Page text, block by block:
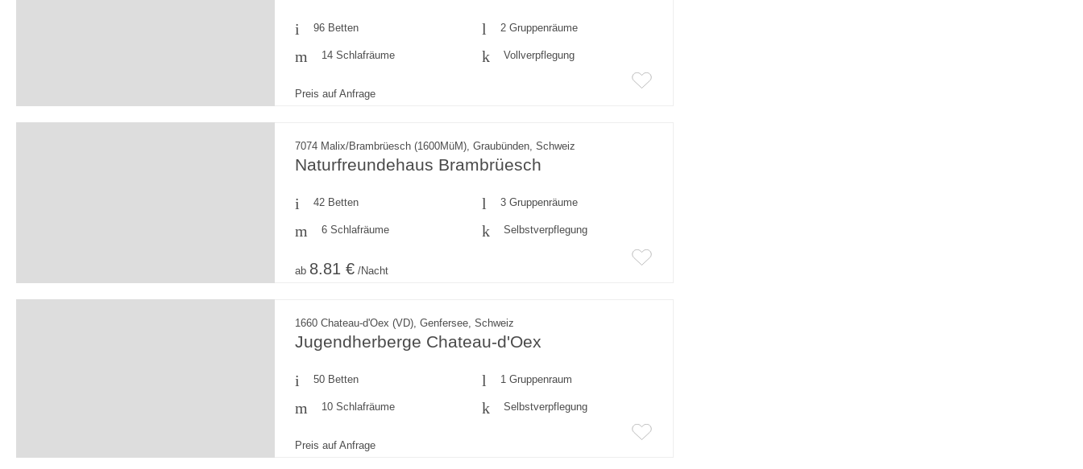
96 Betten 2 Gruppenräume
14 Schlafräume Vollverpflegung
Preis auf Anfrage
7074 Malix/Brambrüesch (1600MüM), Graubünden, Schweiz
Naturfreundehaus Brambrüesch
42 Betten 3 Gruppenräume
6 Schlafräume Selbstverpflegung
ab 8.81 € /Nacht
1660 Chateau-d'Oex (VD), Genfersee, Schweiz
Jugendherberge Chateau-d'Oex
50 Betten 1 Gruppenraum
10 Schlafräume Selbstverpflegung
Preis auf Anfrage